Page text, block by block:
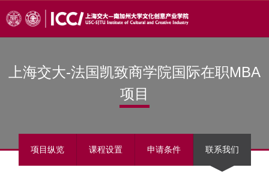
上海交大-法国凯致商学院国际在职MBA
项目
项目纵览 课程设置 申请条件 联系我们